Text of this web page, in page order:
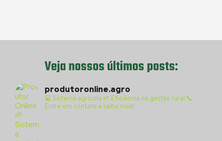
Veja nossos últimos posts:
produtoronline.agro
💻 Sistema agrícola 🌱 Eficiência na gestão rural 📞
Entre em contato e saiba mais!